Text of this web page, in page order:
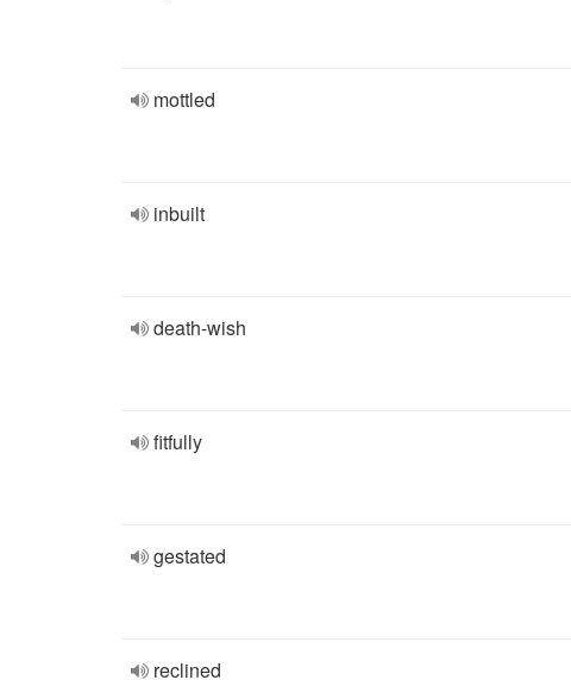
mottled
inbuilt
death-wish
fitfully
gestated
reclined